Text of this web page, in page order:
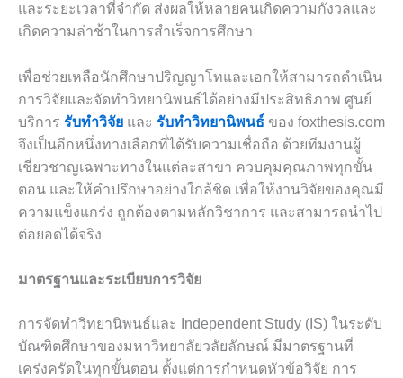
และระยะเวลาที่จำกัด ส่งผลให้หลายคนเกิดความกังวลและ
เกิดความล่าช้าในการสำเร็จการศึกษา
เพื่อช่วยเหลือนักศึกษาปริญญาโทและเอกให้สามารถดำเนิน
การวิจัยและจัดทำวิทยานิพนธ์ได้อย่างมีประสิทธิภาพ ศูนย์
บริการ รับทำวิจัย และ รับทำวิทยานิพนธ์ ของ foxthesis.com
จึงเป็นอีกหนึ่งทางเลือกที่ได้รับความเชื่อถือ ด้วยทีมงานผู้
เชี่ยวชาญเฉพาะทางในแต่ละสาขา ควบคุมคุณภาพทุกขั้น
ตอน และให้คำปรึกษาอย่างใกล้ชิด เพื่อให้งานวิจัยของคุณมี
ความแข็งแกร่ง ถูกต้องตามหลักวิชาการ และสามารถนำไป
ต่อยอดได้จริง
มาตรฐานและระเบียบการวิจัย
การจัดทำวิทยานิพนธ์และ Independent Study (IS) ในระดับ
บัณฑิตศึกษาของมหาวิทยาลัยวลัยลักษณ์ มีมาตรฐานที่
เคร่งครัดในทุกขั้นตอน ตั้งแต่การกำหนดหัวข้อวิจัย การ